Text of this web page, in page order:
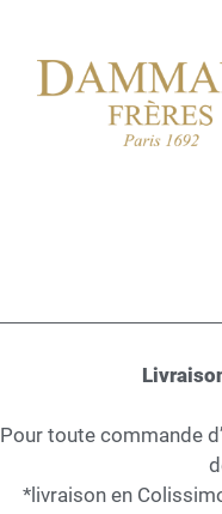
Pour toute commande
*livraison en